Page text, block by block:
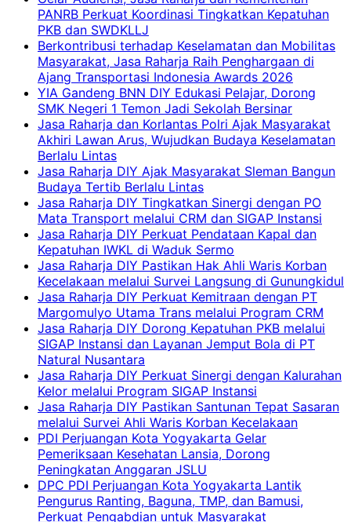
PANRB Perkuat Koordinasi Tingkatkan Kepatuhan
PKB dan SWDKLLJ
Berkontribusi terhadap Keselamatan dan Mobilitas
Masyarakat, Jasa Raharja Raih Penghargaan di
Ajang Transportasi Indonesia Awards 2026
YIA Gandeng BNN DIY Edukasi Pelajar, Dorong
SMK Negeri 1 Temon Jadi Sekolah Bersinar
Jasa Raharja dan Korlantas Polri Ajak Masyarakat
Akhiri Lawan Arus, Wujudkan Budaya Keselamatan
Berlalu Lintas
Jasa Raharja DIY Ajak Masyarakat Sleman Bangun
Budaya Tertib Berlalu Lintas
Jasa Raharja DIY Tingkatkan Sinergi dengan PO
Mata Transport melalui CRM dan SIGAP Instansi
Jasa Raharja DIY Perkuat Pendataan Kapal dan
Kepatuhan IWKL di Waduk Sermo
Jasa Raharja DIY Pastikan Hak Ahli Waris Korban
Kecelakaan melalui Survei Langsung di Gunungkidul
Jasa Raharja DIY Perkuat Kemitraan dengan PT
Margomulyo Utama Trans melalui Program CRM
Jasa Raharja DIY Dorong Kepatuhan PKB melalui
SIGAP Instansi dan Layanan Jemput Bola di PT
Natural Nusantara
Jasa Raharja DIY Perkuat Sinergi dengan Kalurahan
Kelor melalui Program SIGAP Instansi
Jasa Raharja DIY Pastikan Santunan Tepat Sasaran
melalui Survei Ahli Waris Korban Kecelakaan
PDI Perjuangan Kota Yogyakarta Gelar
Pemeriksaan Kesehatan Lansia, Dorong
Peningkatan Anggaran JSLU
DPC PDI Perjuangan Kota Yogyakarta Lantik
Pengurus Ranting, Baguna, TMP, dan Bamusi,
Perkuat Pengabdian untuk Masyarakat